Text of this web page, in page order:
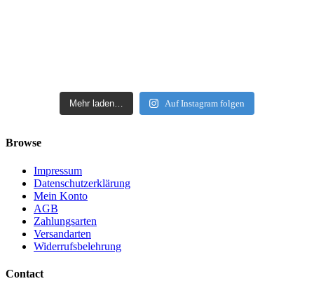
Mehr laden… Auf Instagram folgen
Browse
Impressum
Datenschutzerklärung
Mein Konto
AGB
Zahlungsarten
Versandarten
Widerrufsbelehrung
Contact